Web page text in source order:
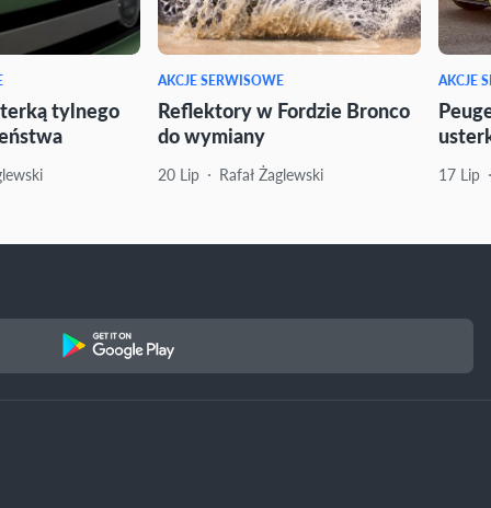
tylnego
AKCJE SERWISOWE
Reflektory w Fordzie Bronco
do wymiany
20 Lip Rafał Żaglewski
AKCJE
17 Lip